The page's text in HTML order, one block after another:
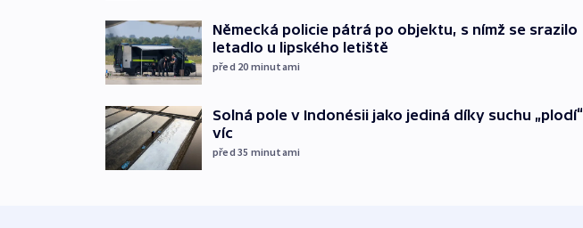
Německá policie pátrá po objektu, s nímž se srazilo
letadlo u lipského letiště
před 20 minutami
Solná pole v Indonésii jako jediná díky suchu „plodí“
víc
před 35 minutami